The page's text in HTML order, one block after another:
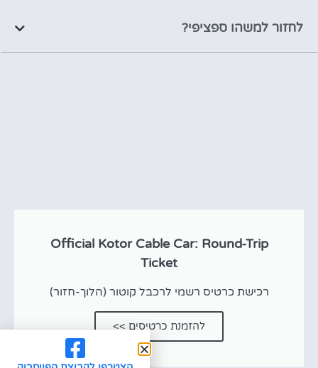
לחזור למשהו ספציפי?
Official Kotor Cable Car: Round-Trip
Ticket
רכישת כרטיס רשמי לרכבל קוטור (הלוך-חזור)
להזמנת כרטיסים >>